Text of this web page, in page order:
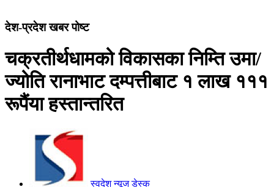
देश-प्रदेश खबर पोष्ट
चक्रतीर्थधामको विकासका निम्ति उमा/
ज्योति रानाभाट दम्पत्तीबाट १ लाख १११
रूपैंया हस्तान्तरित
स्वदेश न्यूज डेस्क